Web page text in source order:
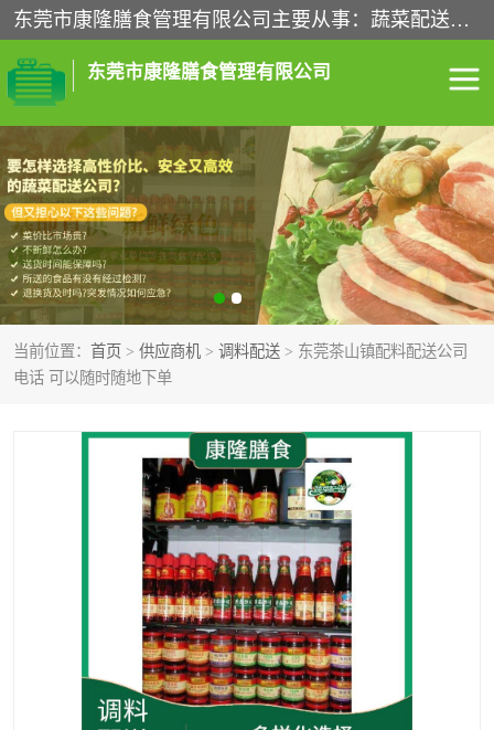
东莞市康隆膳食管理有限公司主要从事：蔬菜配送、食堂承包、企业工厂食堂承包、机关单位食堂承包、调味品配送、粮油配送、干货配送、副食配送、水果配送、海鲜配送等业务，东莞蔬菜配送电话，咨询在线客服。
东莞市康隆膳食管理有限公司
当前位置： 首页 > 供应商机 > 调料配送 > 东莞茶山镇配料配送公司
电话 可以随时随地下单
食堂承包 蔬菜配送
粮油配送 鲜肉配送
海鲜配送 食材配送
调料配送 企业工厂食堂承包
副食配送